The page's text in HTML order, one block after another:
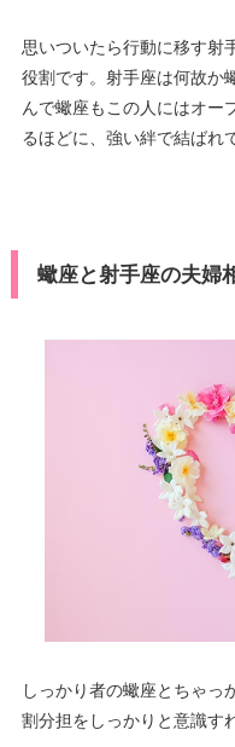
思いついたら行動に移す射
役割です。射手座は何故か
んで蠍座もこの人にはオー
るほどに、強い絆で結ばれ
蠍座と射手座の夫婦
しっかり者の蠍座とちゃっ
割分担をしっかりと意識す